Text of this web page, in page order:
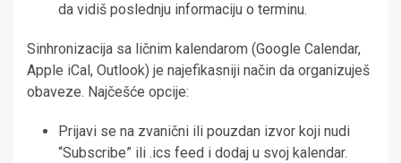
da vidiš poslednju informaciju o terminu.
Sinhronizacija sa ličnim kalendarom (Google Calendar,
Apple iCal, Outlook) je najefikasniji način da organizuješ
obaveze. Najčešće opcije:
Prijavi se na zvanični ili pouzdan izvor koji nudi
“Subscribe” ili .ics feed i dodaj u svoj kalendar.